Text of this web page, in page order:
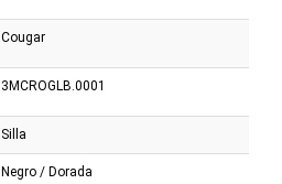
Cougar
3MCROGLB.0001
Silla
Negro / Dorada